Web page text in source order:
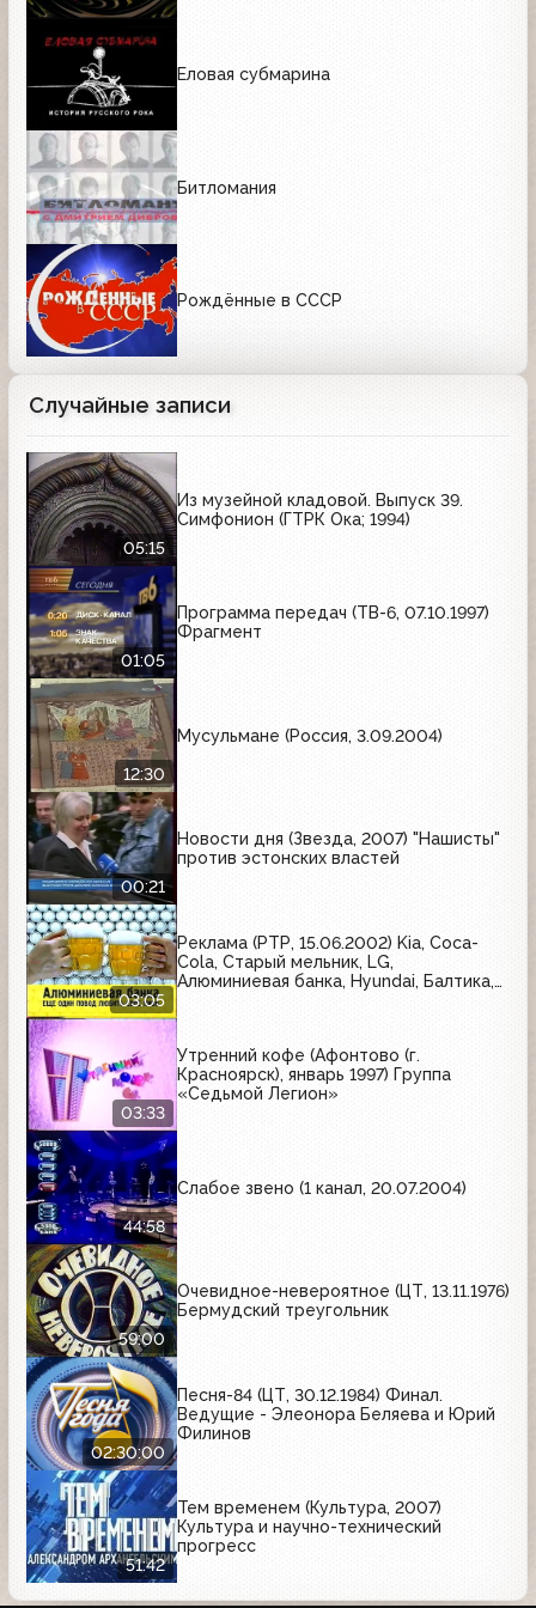
Еловая субмарина
Битломания
Рождённые в СССР
Случайные записи
05:15
Из музейной кладовой. Выпуск 39.
Симфонион (ГТРК Ока; 1994)
01:05
Программа передач (ТВ-6, 07.10.1997)
Фрагмент
12:30
Мусульмане (Россия, 3.09.2004)
00:21
Новости дня (Звезда, 2007) "Нашисты"
против эстонских властей
03:05
Реклама (РТР, 15.06.2002) Kia, Coca-
Cola, Старый мельник, LG,
Алюминиевая банка, Hyundai, Балтика,
03:33
Утренний кофе (Афонтово (г.
Красноярск), январь 1997) Группа
«Седьмой Легион»
44:58
Слабое звено (1 канал, 20.07.2004)
59:00
Очевидное-невероятное (ЦТ, 13.11.1976)
Бермудский треугольник
02:30:00
Песня-84 (ЦТ, 30.12.1984) Финал.
Ведущие - Элеонора Беляева и Юрий
Филинов
51:42
Тем временем (Культура, 2007)
Культура и научно-технический
прогресс